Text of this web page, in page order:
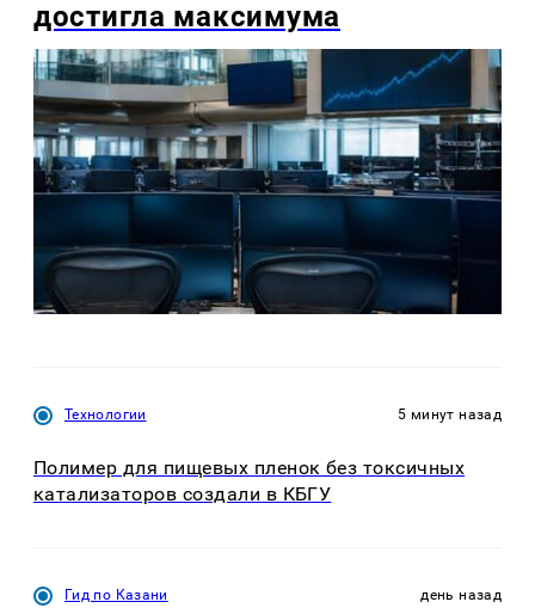
достигла максимума
Технологии 5 минут назад
Полимер для пищевых пленок без токсичных
катализаторов создали в КБГУ
Гид по Казани день назад